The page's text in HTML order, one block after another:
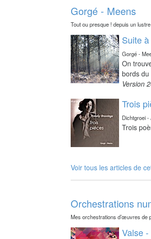
Gorgé - Meens
Tout ou presque ! depuis un
Suite
Gorgé -
On
bords du
Version
Trois
Dichtgroei
Trois
Voir tous les articles de
Orchestrations
Mes orchestrations d’œuvres de
Valse